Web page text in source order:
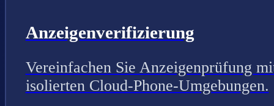
Anzeigenverifizierung
Vereinfachen Sie Anzeigenprüfung
isolierten Cloud-Phone-Umgebungen.